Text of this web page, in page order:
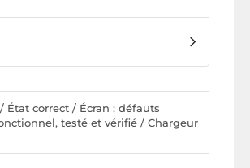
État correct / Écran : défauts
testé et vérifié / Chargeur